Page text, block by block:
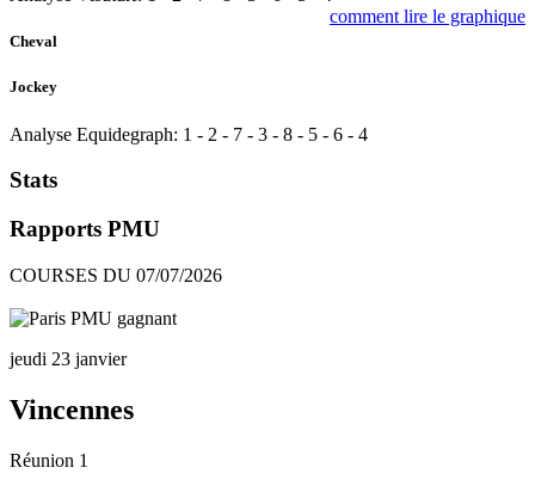
comment lire le graphique
Cheval
Jockey
Analyse Equidegraph: 1 - 2 - 7 - 3 - 8 - 5 - 6 - 4
Stats
Rapports PMU
COURSES DU 07/07/2026
jeudi 23 janvier
Vincennes
Réunion 1